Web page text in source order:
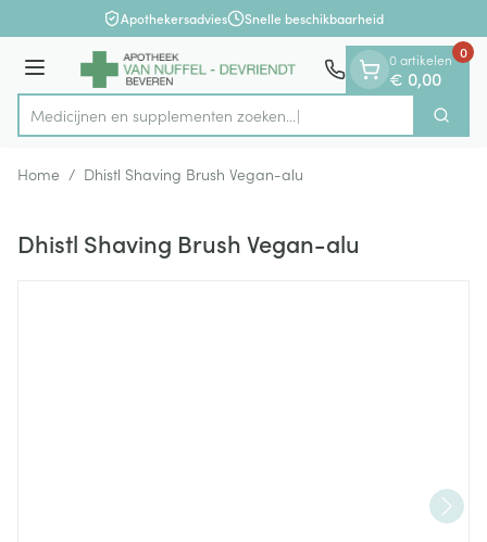
Ga naar de inhoudApothekersadvies Snelle beschikbaarheid
Menu
Product, merk, categorie...
Medicijnen en supplementen zoeken... Zoek
0 artikelen
€ 0,00
0
Home / Dhistl Shaving Brush Vegan-alu
Dhistl Shaving Brush Vegan-alu